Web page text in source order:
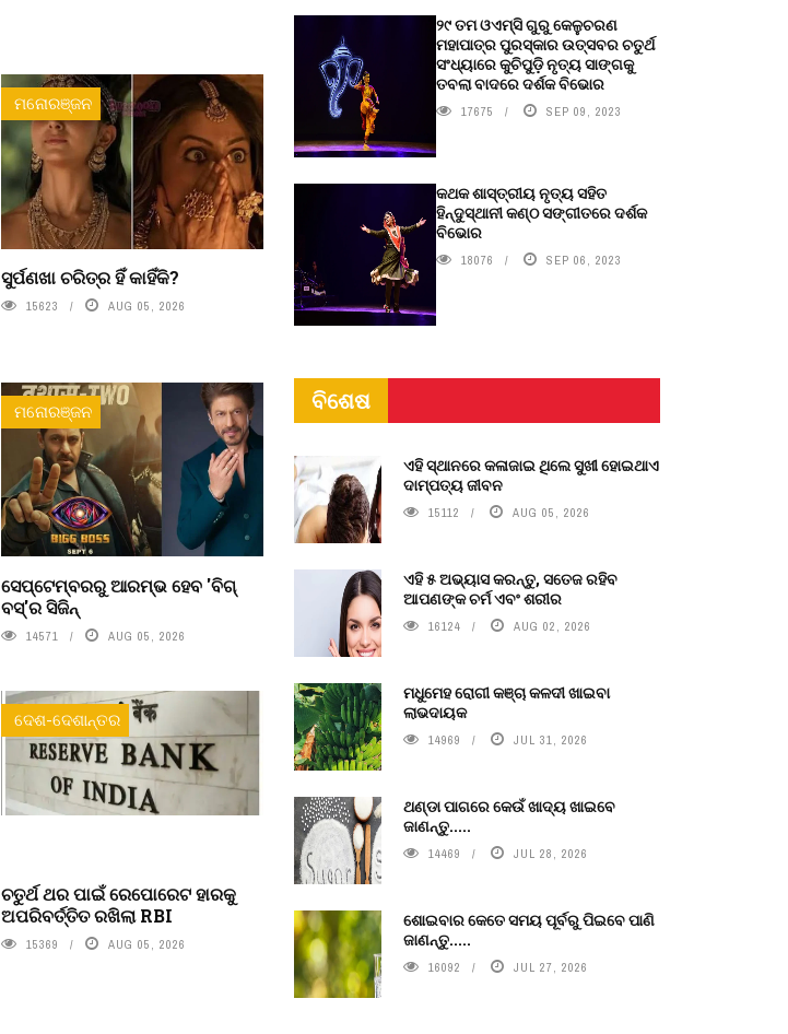
ମନୋରଞ୍ଜନ
ସୁର୍ପଣଖା ଚରିତ୍ର ହିଁ କାହିଁକି?
15623 AUG 05, 2026
ମନୋରଞ୍ଜନ
ସେପ୍ଟେମ୍ବରରୁ ଆରମ୍ଭ ହେବ 'ବିଗ୍
ବସ୍'ର ସିଜିନ୍
14571 AUG 05, 2026
ଦେଶ-ଦେଶାନ୍ତର
ଚତୁର୍ଥ ଥର ପାଇଁ ରେପୋରେଟ ହାରକୁ
ଅପରିବର୍ତ୍ତିତ ରଖିଲା RBI
15369 AUG 05, 2026
୨୯ ତମ ଓଏମ୍‌ସି ଗୁରୁ କେଳୁଚରଣ
ମହାପାତ୍ର ପୁରସ୍କାର ଉତ୍ସବର ଚତୁର୍ଥ
ସଂଧ୍ୟାରେ କୁଚିପୁଡ଼ି ନୃତ୍ୟ ସାଙ୍ଗକୁ
ତବଲା ବାଦରେ ଦର୍ଶକ ବିଭୋର
17675 SEP 09, 2023
କଥକ ଶାସ୍ତ୍ରୀୟ ନୃତ୍ୟ ସହିତ
ହିନ୍ଦୁସ୍ଥାନୀ କଣ୍ଠ ସଙ୍ଗୀତରେ ଦର୍ଶକ
ବିଭୋର
18076 SEP 06, 2023
ବିଶେଷ
ଏହି ସ୍ଥାନରେ କଳାଜାଇ ଥିଲେ ସୁଖୀ ହୋଇଥାଏ
ଦାମ୍ପତ୍ୟ ଜୀବନ
15112 AUG 05, 2026
ଏହି ୫ ଅଭ୍ୟାସ କରନ୍ତୁ, ସତେଜ ରହିବ
ଆପଣଙ୍କ ଚର୍ମ ଏବଂ ଶରୀର
16124 AUG 02, 2026
ମଧୁମେହ ରୋଗୀ କଞ୍ଚା କଳଦୀ ଖାଇବା
ଲାଭଦାୟକ
14969 JUL 31, 2026
ଥଣ୍ଡା ପାଗରେ କେଉଁ ଖାଦ୍ୟ ଖାଇବେ
ଜାଣନ୍ତୁ.....
14469 JUL 28, 2026
ଶୋଇବାର କେତେ ସମୟ ପୂର୍ବରୁ ପିଇବେ ପାଣି
ଜାଣନ୍ତୁ.....
16092 JUL 27, 2026